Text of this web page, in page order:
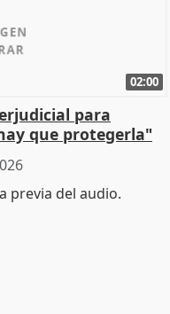
02:00
para
que protegerla"